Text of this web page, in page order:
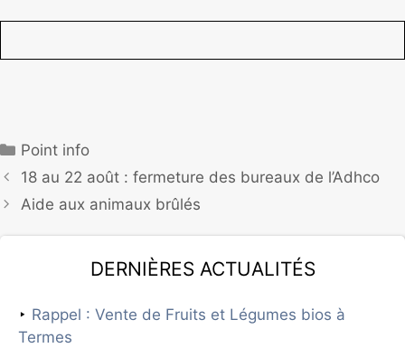
Point info
18 au 22 août : fermeture des bureaux de l’Adhco
Aide aux animaux brûlés
Dernières actualités
Rappel : Vente de Fruits et Légumes bios à
Termes